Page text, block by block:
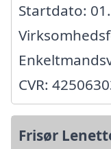
Startdato:
CVR:
Frisør